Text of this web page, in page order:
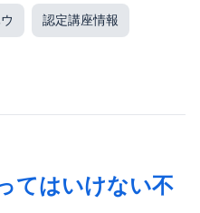
認定講座情報
てはいけない不